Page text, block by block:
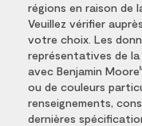
régions en raison de
Veuillez vérifier
votre choix. Les
représentatives de la
avec Benjamin Moore
ou de couleurs
renseignements,
dernières